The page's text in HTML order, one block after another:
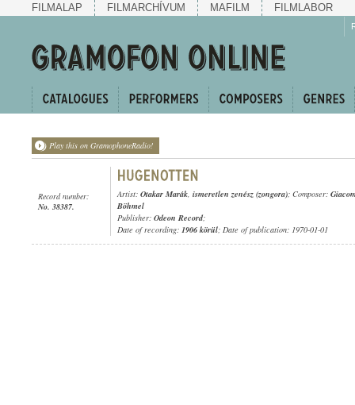
FILMALAP FILMARCHÍVUM MAFILM FILMLABOR
Play this on GramophoneRadio!
Record number:
No. 38387.
Artist: Otakar Marák, ismeretlen zenész (zongora); Composer:
Böhmel
Publisher: Odeon Record;
Date of recording: 1906 körül; Date of publication: 1970-01-01